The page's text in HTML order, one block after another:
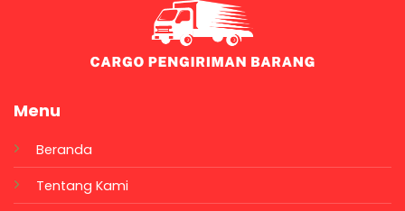
Menu
Beranda
Tentang Kami